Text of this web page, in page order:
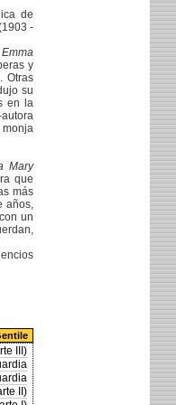
de
-
Emma
y
Otras
su
en la
monja
Mary
que
más
años,
un
III)
II)